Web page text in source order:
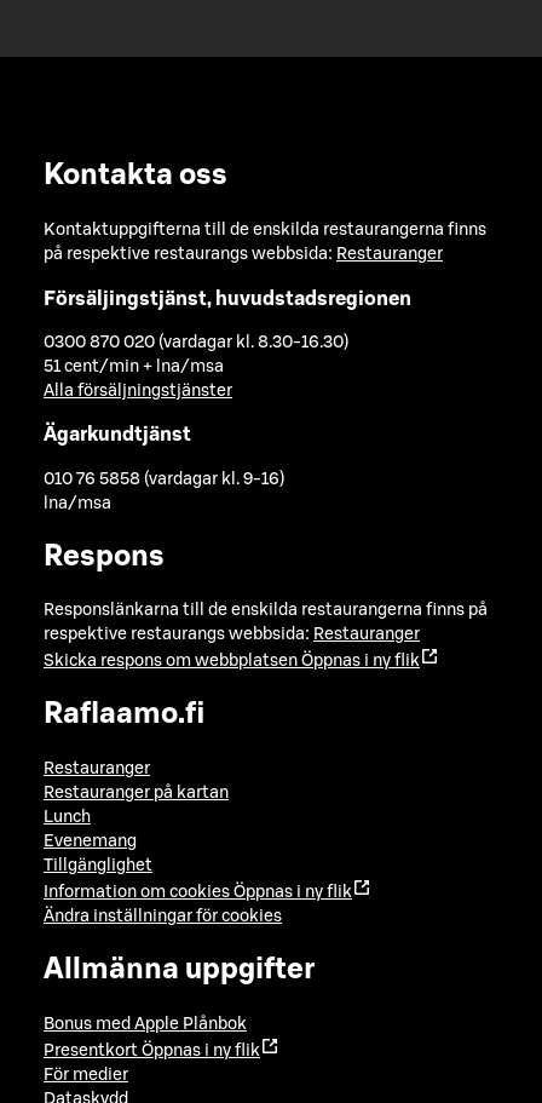
Kontakta oss
Kontaktuppgifterna till de enskilda restaurangerna finns
på respektive restaurangs webbsida: Restauranger
Försäljingstjänst, huvudstadsregionen
0300 870 020 (vardagar kl. 8.30-16.30)
51 cent/min + lna/msa
Alla försäljningstjänster
Ägarkundtjänst
010 76 5858 (vardagar kl. 9-16)
lna/msa
Respons
Responslänkarna till de enskilda restaurangerna finns på
respektive restaurangs webbsida: Restauranger
Skicka respons om webbplatsen Öppnas i ny flik
Raflaamo.fi
Restauranger
Restauranger på kartan
Lunch
Evenemang
Tillgänglighet
Information om cookies Öppnas i ny flik
Ändra inställningar för cookies
Allmänna uppgifter
Bonus med Apple Plånbok
Presentkort Öppnas i ny flik
För medier
Dataskydd